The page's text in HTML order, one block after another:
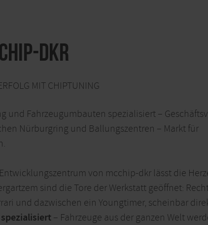
dkr
MIT CHIPTUNING
und Fahrzeugumbauten spezialisiert –
Nürburgring und Ballungszentren – Markt für
von mcchip-dkr lässt die
sind die Tore der Werkstatt geöffnet:
und dazwischen ein Youngtimer, scheinbar
– Fahrzeuge aus der ganzen Welt